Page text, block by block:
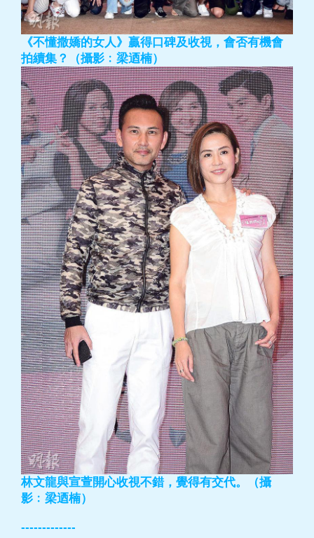
《不懂撒嬌的女人》贏得口碑及收視，會否有機會
拍續集？（攝影﹕梁迺楠）
林文龍與宣萱開心收視不錯，覺得有交代。（攝
影﹕梁迺楠）
-------------